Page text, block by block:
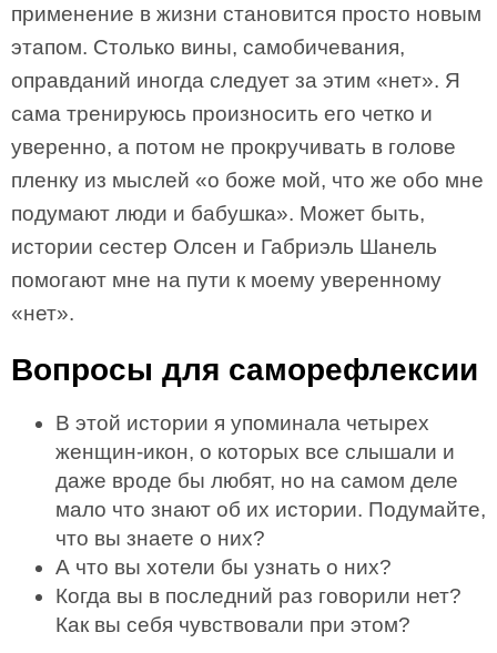
применение в жизни становится просто новым
этапом. Столько вины, самобичевания,
оправданий иногда следует за этим «нет». Я
сама тренируюсь произносить его четко и
уверенно, а потом не прокручивать в голове
пленку из мыслей «о боже мой, что же обо мне
подумают люди и бабушка». Может быть,
истории сестер Олсен и Габриэль Шанель
помогают мне на пути к моему уверенному
«нет».
Вопросы для саморефлексии
В этой истории я упоминала четырех
женщин-икон, о которых все слышали и
даже вроде бы любят, но на самом деле
мало что знают об их истории. Подумайте,
что вы знаете о них?
А что вы хотели бы узнать о них?
Когда вы в последний раз говорили нет?
Как вы себя чувствовали при этом?